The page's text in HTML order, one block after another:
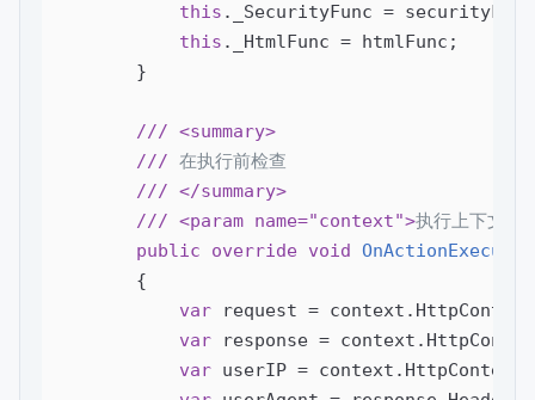
this ._SecurityFunc =
this ._HtmlFunc = htmlFunc;
        }
/// <summary>
/// 在执行前检查
/// </summary>
/// <param name="context">执行上下文
public
override void
{
var request =
var response =
var userIP =